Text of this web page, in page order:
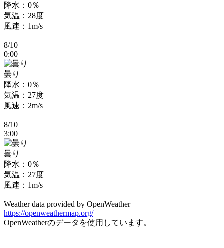
降水：0％
気温：28度
風速：1m/s
8/10
0:00
曇り
降水：0％
気温：27度
風速：2m/s
8/10
3:00
曇り
降水：0％
気温：27度
風速：1m/s
Weather data provided by OpenWeather
https://openweathermap.org/
OpenWeatherのデータを使用しています。